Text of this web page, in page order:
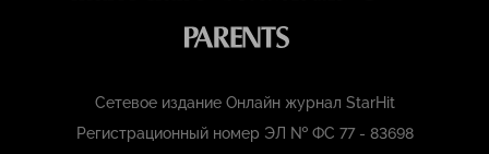
Сетевое издание Онлайн журнал StarHit
Регистрационный номер ЭЛ № ФС 77 - 83698